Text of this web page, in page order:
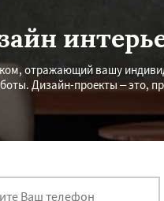
отражающий вашу
Дизайн-проекты – это,